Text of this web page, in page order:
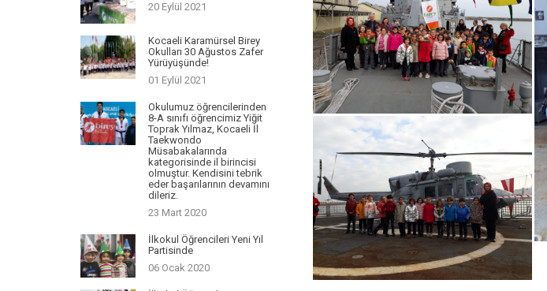
20 Eylül 2021
Kocaeli Karamürsel Birey
Okulları 30 Ağustos Zafer
Yürüyüşünde!
01 Eylül 2021
Okulumuz öğrencilerinden
8-A sınıfı öğrencimiz Yiğit
Toprak Yılmaz, Kocaeli İl
Taekwondo
Müsabakalarında
kategorisinde il birincisi
olmuştur. Kendisini tebrik
eder başarılarının devamını
dileriz.
23 Mart 2020
İlkokul Öğrencileri Yeni Yıl
Partisinde
06 Ocak 2020